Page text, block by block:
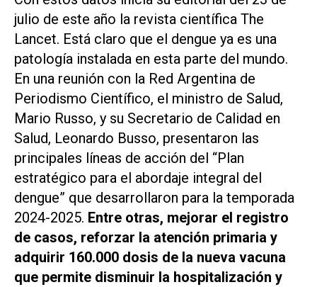
julio de este año la revista científica The
Lancet. Está claro que el dengue ya es una
patología instalada en esta parte del mundo.
En una reunión con la Red Argentina de
Periodismo Científico, el ministro de Salud,
Mario Russo, y su Secretario de Calidad en
Salud, Leonardo Busso, presentaron las
principales líneas de acción del “Plan
estratégico para el abordaje integral del
dengue” que desarrollaron para la temporada
2024-2025. Entre otras, mejorar el registro
de casos, reforzar la atención primaria y
adquirir 160.000 dosis de la nueva vacuna
que permite disminuir la hospitalización y